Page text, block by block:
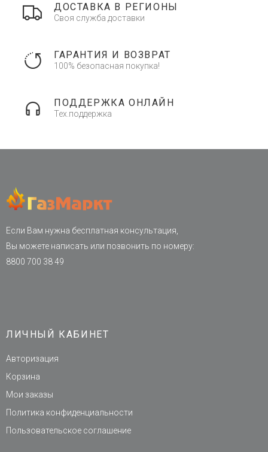
ДОСТАВКА В РЕГИОНЫ
Своя служба доставки
ГАРАНТИЯ И ВОЗВРАТ
100% безопасная покупка!
ПОДДЕРЖКА ОНЛАЙН
Тех.поддержка
Если Вам нужна бесплатная консультация,
Вы можете написать или позвонить по номеру:
8800 700 38 49
ЛИЧНЫЙ КАБИНЕТ
Авторизация
Корзина
Мои заказы
Политика конфиденциальности
Пользовательское соглашение